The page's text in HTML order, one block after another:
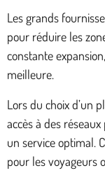
Les grands
pour réduire les
constante
meilleure.
Lors du choix d’un
accès à des
un service optimal.
pour les voyageurs